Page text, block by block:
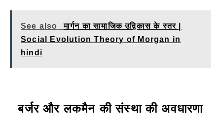
See also
मार्गन का सामाजिक उद्विकास के स्तर |
Social Evolution Theory of Morgan in
hindi
बर्जर और लकमैन की संस्था की अवधारणा